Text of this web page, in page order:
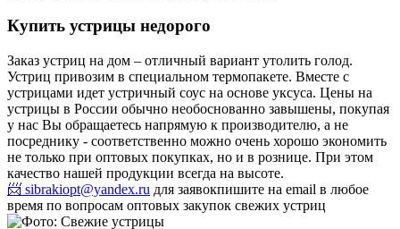
Купить устрицы недорого
Заказ устриц на дом – отличный вариант утолить голод.
Устриц привозим в специальном термопакете. Вместе с
устрицами идет устричный соус на основе уксуса. Цены на
устрицы в России обычно необоснованно завышены, покупая
у нас Вы обращаетесь напрямую к производителю, а не
посреднику - соответственно можно очень хорошо экономить
не только при оптовых покупках, но и в рознице. При этом
качество нашей продукции всегда на высоте.
📨 sibrakiopt@yandex.ru для заявокпишите на email в любое
время по вопросам оптовых закупок свежих устриц